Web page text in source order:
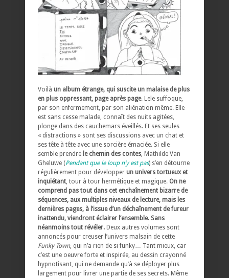
Voilà un album étrange, qui suscite un malaise de plus
en plus oppressant, page après page. Lele suffoque,
par son enfermement, par son aliénation même. Elle
est sans cesse malade, connaît des nuits agitées,
plonge dans des cauchemars éveillés. Et ses seules
« distractions » sont ses discussions avec un chat et
ses tête à tête avec une sorcière émaciée. Si elle
semble prendre le chemin des contes , Mathilde Van
Gheluwe (Pendant que le loup n’y est pas) s’en détourne
régulièrement pour développer un univers tortueux et
inquiétant , tour à tour hermétique et magique. On ne
comprend pas tout dans cet enchaînement bizarre de
séquences, aux multiples niveaux de lecture, mais les
dernières pages, à l’issue d’un déchaînement de fureur
inattendu, viendront éclairer l’ensemble. Sans
néanmoins tout révéler. Deux autres volumes sont
annoncés pour creuser l’univers malsain de cette
Funky Town, qui n’a rien de si funky… Tant mieux, car
c’est une oeuvre forte et inspirée, au dessin crayonné
hypnotisant, qui ne demande qu’à se déployer plus
largement pour livrer une partie de ses secrets. Même